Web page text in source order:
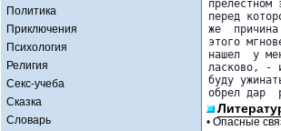
Политика
Приключения
Психология
Религия
Секс-учеба
Сказка
Словарь
перед
же
этого
нашел  у
ласково, -
буду
обрел дар
• Опасные